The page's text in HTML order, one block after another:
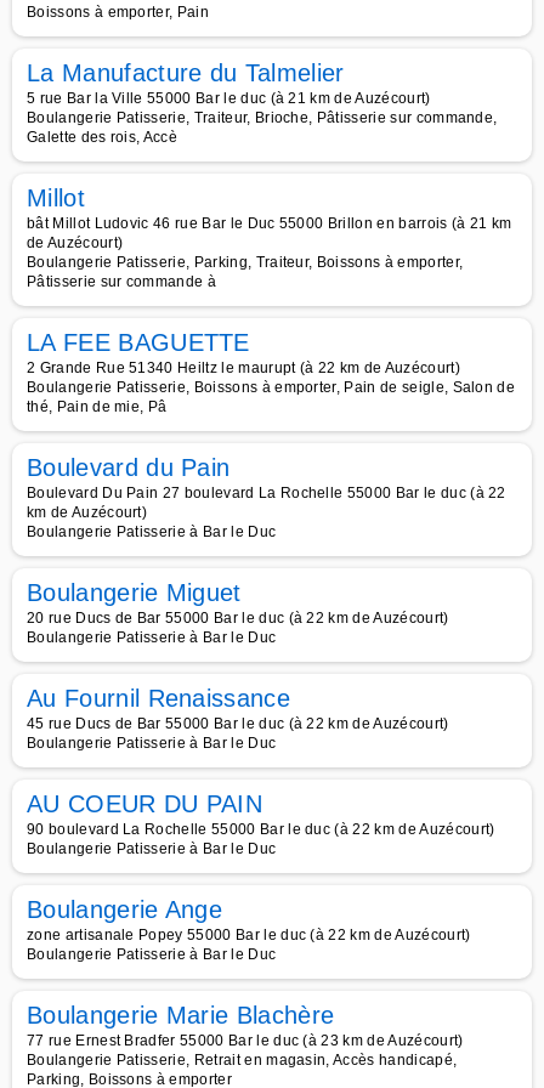
Boissons à emporter, Pain
La Manufacture du Talmelier
5 rue Bar la Ville 55000 Bar le duc (à 21 km de Auzécourt)
Boulangerie Patisserie, Traiteur, Brioche, Pâtisserie sur commande,
Galette des rois, Accè
Millot
bât Millot Ludovic 46 rue Bar le Duc 55000 Brillon en barrois (à 21 km
de Auzécourt)
Boulangerie Patisserie, Parking, Traiteur, Boissons à emporter,
Pâtisserie sur commande à
LA FEE BAGUETTE
2 Grande Rue 51340 Heiltz le maurupt (à 22 km de Auzécourt)
Boulangerie Patisserie, Boissons à emporter, Pain de seigle, Salon de
thé, Pain de mie, Pâ
Boulevard du Pain
Boulevard Du Pain 27 boulevard La Rochelle 55000 Bar le duc (à 22
km de Auzécourt)
Boulangerie Patisserie à Bar le Duc
Boulangerie Miguet
20 rue Ducs de Bar 55000 Bar le duc (à 22 km de Auzécourt)
Boulangerie Patisserie à Bar le Duc
Au Fournil Renaissance
45 rue Ducs de Bar 55000 Bar le duc (à 22 km de Auzécourt)
Boulangerie Patisserie à Bar le Duc
AU COEUR DU PAIN
90 boulevard La Rochelle 55000 Bar le duc (à 22 km de Auzécourt)
Boulangerie Patisserie à Bar le Duc
Boulangerie Ange
zone artisanale Popey 55000 Bar le duc (à 22 km de Auzécourt)
Boulangerie Patisserie à Bar le Duc
Boulangerie Marie Blachère
77 rue Ernest Bradfer 55000 Bar le duc (à 23 km de Auzécourt)
Boulangerie Patisserie, Retrait en magasin, Accès handicapé,
Parking, Boissons à emporter